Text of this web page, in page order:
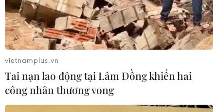
Nội cho biết một người nước ngoài (quốc tịch Nhật Bản)
vừa được phát hiện tử vong tại Khách sạn Somesert
West Point, có nhiễm virus SARS-CoV-2.
vietnamplus.vn
Tai nạn lao động tại Lâm Đồng khiến hai
công nhân thương vong